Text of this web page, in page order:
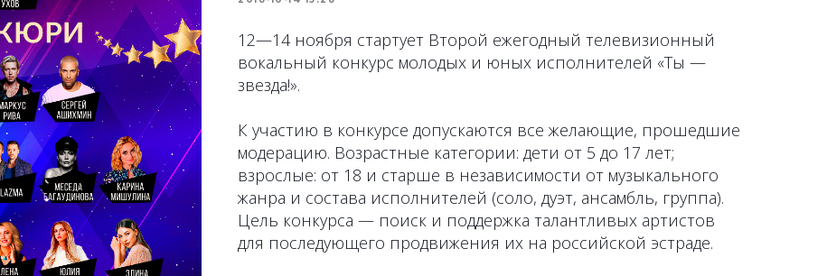
12—14 ноября стартует Второй ежегодный телевизионный
вокальный конкурс молодых и юных исполнителей «Ты —
звезда!».
К участию в конкурсе допускаются все желающие, прошедшие
модерацию. Возрастные категории: дети от 5 до 17 лет;
взрослые: от 18 и старше в независимости от музыкального
жанра и состава исполнителей (соло, дуэт, ансамбль, группа).
Цель конкурса — поиск и поддержка талантливых артистов
для последующего продвижения их на российской эстраде.